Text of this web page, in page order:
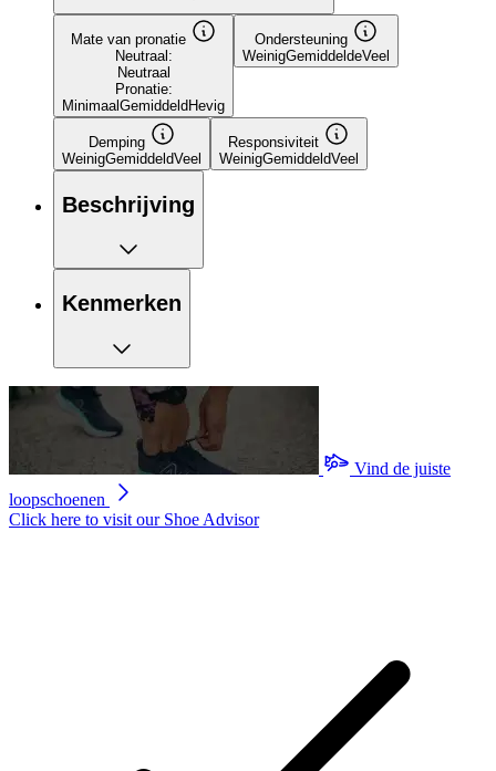
Mate van pronatie
Neutraal:
Neutraal
Pronatie:
MinimaalGemiddeld Hevig
Ondersteuning
WeinigGemiddeldeVeel
Demping
WeinigGemiddeldVeel
Responsiviteit
WeinigGemiddeldVeel
Beschrijving
Kenmerken
Vind de juiste
loopschoenen
Click here to visit our Shoe Advisor